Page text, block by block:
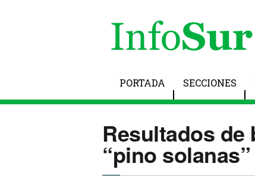
PORTADA SECCIONES
Resultados de
“pino solanas”